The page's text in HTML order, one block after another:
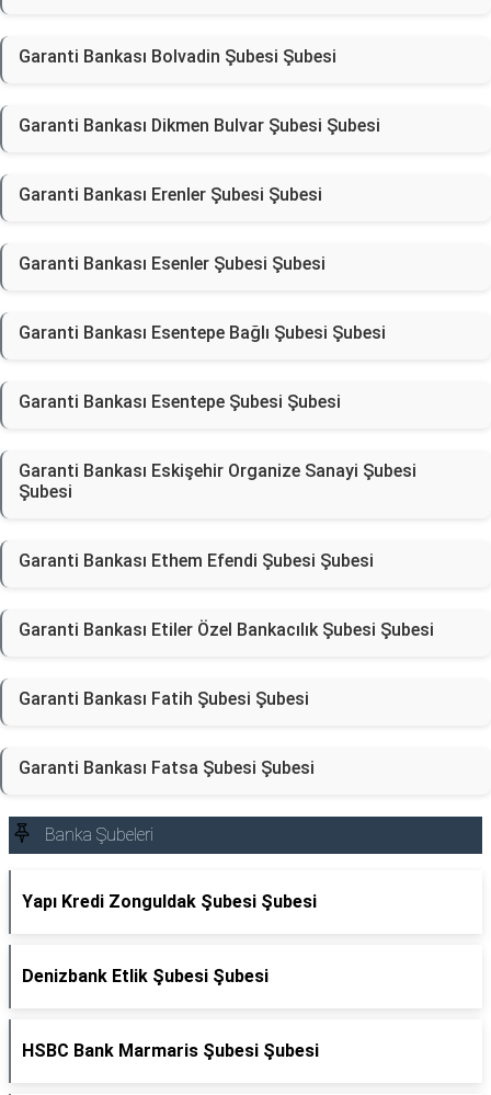
Garanti Bankası Bolvadin Şubesi Şubesi
Garanti Bankası Dikmen Bulvar Şubesi Şubesi
Garanti Bankası Erenler Şubesi Şubesi
Garanti Bankası Esenler Şubesi Şubesi
Garanti Bankası Esentepe Bağlı Şubesi Şubesi
Garanti Bankası Esentepe Şubesi Şubesi
Garanti Bankası Eskişehir Organize Sanayi Şubesi
Şubesi
Garanti Bankası Ethem Efendi Şubesi Şubesi
Garanti Bankası Etiler Özel Bankacılık Şubesi Şubesi
Garanti Bankası Fatih Şubesi Şubesi
Garanti Bankası Fatsa Şubesi Şubesi
Banka Şubeleri
Yapı Kredi Zonguldak Şubesi Şubesi
Denizbank Etlik Şubesi Şubesi
HSBC Bank Marmaris Şubesi Şubesi